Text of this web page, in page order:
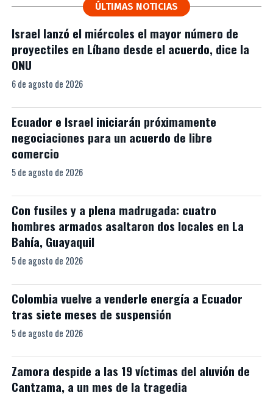
ÚLTIMAS NOTICIAS
Israel lanzó el miércoles el mayor número de
proyectiles en Líbano desde el acuerdo, dice la
ONU
6 de agosto de 2026
Ecuador e Israel iniciarán próximamente
negociaciones para un acuerdo de libre
comercio
5 de agosto de 2026
Con fusiles y a plena madrugada: cuatro
hombres armados asaltaron dos locales en La
Bahía, Guayaquil
5 de agosto de 2026
Colombia vuelve a venderle energía a Ecuador
tras siete meses de suspensión
5 de agosto de 2026
Zamora despide a las 19 víctimas del aluvión de
Cantzama, a un mes de la tragedia